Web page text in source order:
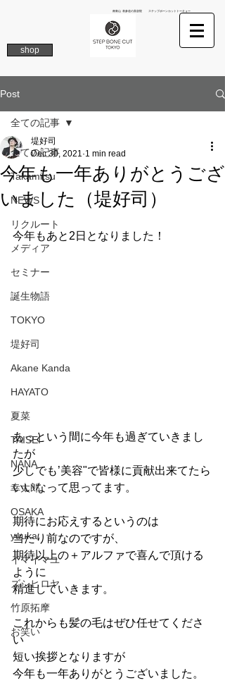
南青山 表参道の美容院 ステップボーンカットトーキョー
shop
Post
全ての記事
Takamitsu
NEWS
リクルート
メディア
セミナー
誕生物語
TOKYO
堤好司
Akane Kanda
HAYATO
夏菜
TAISEI
NANA
幸太郎
OSAKA
yuuka
イマイマユ
ズシヒロヤ
竹原拓摩
お笑い
全ての記事
今年も一年ありがとうござ
いました（堤好司）
堤好司
Dec 30, 2021 1 min read
今年もあと2日となりました！
あっという間に今年も過ぎていきまし
たが
少しでも’美容"で皆様に貢献出来てたら
いいなって思ってます。
期待にお応えするというのは
当たり前なのですが、
期待以上の＋アルファで喜んで頂ける
ように
精進していきます。
これからも髪の毛はぜひ任せてくださ
い
短い挨拶となりますが
今年も一年ありがとうございました。